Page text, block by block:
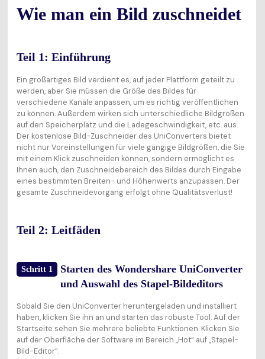
Wie man ein Bild zuschneidet
Teil 1: Einführung
Ein großartiges Bild verdient es, auf jeder Plattform geteilt zu
werden, aber Sie müssen die Größe des Bildes für
verschiedene Kanäle anpassen, um es richtig veröffentlichen
zu können. Außerdem wirken sich unterschiedliche Bildgrößen
auf den Speicherplatz und die Ladegeschwindigkeit, etc. aus.
Der kostenlose Bild-Zuschneider des UniConverters bietet
nicht nur Voreinstellungen für viele gängige Bildgrößen, die Sie
mit einem Klick zuschneiden können, sondern ermöglicht es
Ihnen auch, den Zuschneidebereich des Bildes durch Eingabe
eines bestimmten Breiten- und Höhenwerts anzupassen. Der
gesamte Zuschneidevorgang erfolgt ohne Qualitätsverlust!
Teil 2: Leitfäden
Schritt 1
Starten des Wondershare UniConverter
und Auswahl des Stapel-Bildeditors
Sobald Sie den UniConverter heruntergeladen und installiert
haben, klicken Sie ihn an und starten das robuste Tool. Auf der
Startseite sehen Sie mehrere beliebte Funktionen. Klicken Sie
auf der Oberfläche der Software im Bereich „Hot“ auf „Stapel-
Bild-Editor“.